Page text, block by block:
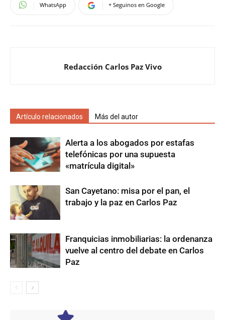
WhatsApp + Seguinos en Google
Redacción Carlos Paz Vivo
Artículo relacionados Más del autor
Alerta a los abogados por estafas
telefónicas por una supuesta
«matrícula digital»
San Cayetano: misa por el pan, el
trabajo y la paz en Carlos Paz
Franquicias inmobiliarias: la ordenanza
vuelve al centro del debate en Carlos
Paz